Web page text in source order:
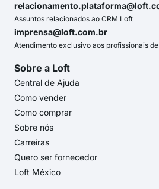
Assuntos relacionados ao CRM Loft
imprensa@loft.com.br
Atendimento exclusivo aos profissionais
Sobre a Loft
Central de Ajuda
Como vender
Como comprar
Sobre nós
Carreiras
Quero ser fornecedor
Loft México